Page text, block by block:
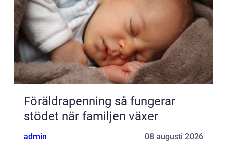
Föräldrapenning så fungerar
stödet när familjen växer
admin 08 augusti 2026